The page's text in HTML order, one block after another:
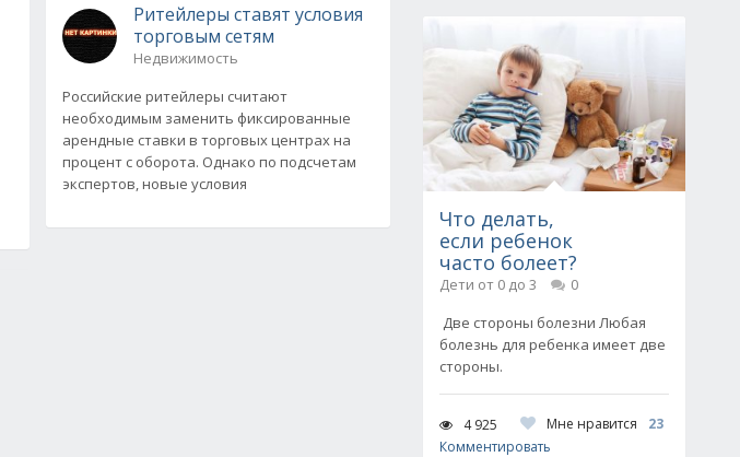
Ритейлеры ставят условия
торговым сетям
Недвижимость
Российские ритейлеры считают
необходимым заменить фиксированные
арендные ставки в торговых центрах на
процент с оборота. Однако по подсчетам
экспертов, новые условия
Что делать,
если ребенок
часто болеет?
Дети от 0 до 3
0
Две стороны болезни Любая
болезнь для ребенка имеет две
стороны.
4 925 Мне нравится
23
Комментировать